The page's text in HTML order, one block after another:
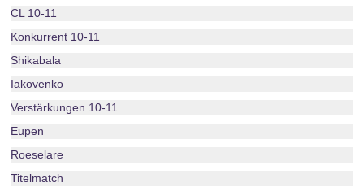
CL 10-11
Konkurrent 10-11
Shikabala
Iakovenko
Verstärkungen 10-11
Eupen
Roeselare
Titelmatch